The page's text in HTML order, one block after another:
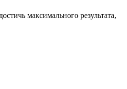
максимального результата,